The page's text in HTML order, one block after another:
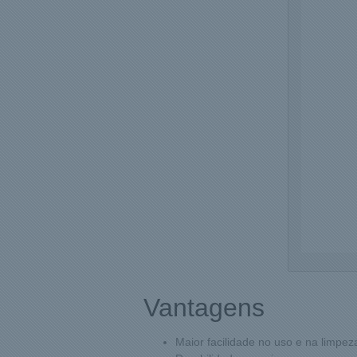
Vantagens
Maior facilidade no uso e na